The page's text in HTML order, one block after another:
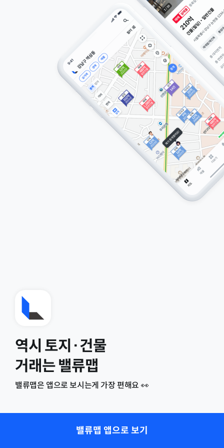
역시 토지·건물
거래는 밸류맵
밸류맵은 앱으로 보시는게 가장 편해요 👀
밸류맵 앱으로 보기